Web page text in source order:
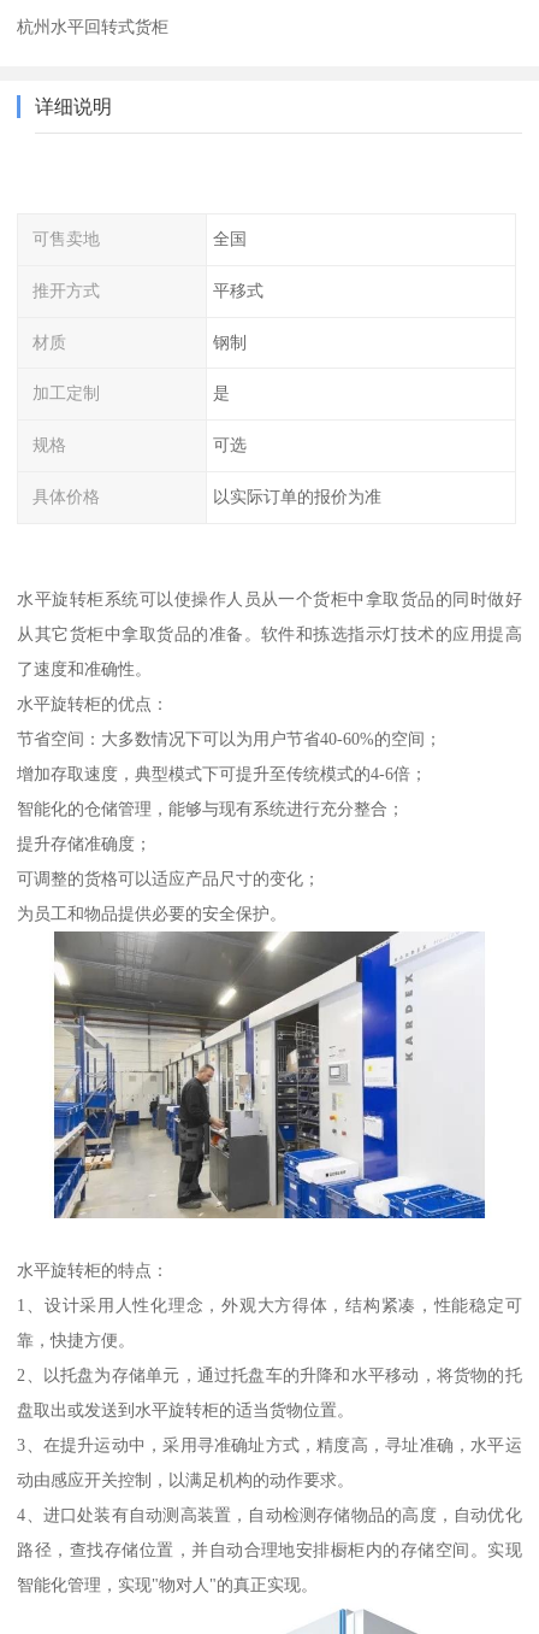
杭州水平回转式货柜
详细说明
可售卖地 全国
推开方式 平移式
材质 钢制
加工定制 是
规格 可选
具体价格 以实际订单的报价为准
水平旋转柜系统可以使操作人员从一个货柜中拿取货品的同时做好
从其它货柜中拿取货品的准备。软件和拣选指示灯技术的应用提高
了速度和准确性。
水平旋转柜的优点：
节省空间：大多数情况下可以为用户节省40-60%的空间；
增加存取速度，典型模式下可提升至传统模式的4-6倍；
智能化的仓储管理，能够与现有系统进行充分整合；
提升存储准确度；
可调整的货格可以适应产品尺寸的变化；
为员工和物品提供必要的安全保护。
水平旋转柜的特点：
1、设计采用人性化理念，外观大方得体，结构紧凑，性能稳定可
靠，快捷方便。
2、以托盘为存储单元，通过托盘车的升降和水平移动，将货物的托
盘取出或发送到水平旋转柜的适当货物位置。
3、在提升运动中，采用寻准确址方式，精度高，寻址准确，水平运
动由感应开关控制，以满足机构的动作要求。
4、进口处装有自动测高装置，自动检测存储物品的高度，自动优化
路径，查找存储位置，并自动合理地安排橱柜内的存储空间。实现
智能化管理，实现"物对人"的真正实现。